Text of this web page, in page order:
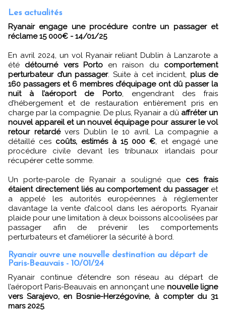
Les actualités
Ryanair engage une procédure contre un passager et
réclame 15 000€ - 14/01/25
En avril 2024, un vol Ryanair reliant Dublin à Lanzarote a
été détourné vers Portoen raison du comportement
perturbateur d’un passager. Suite à cet incident, plus de
160 passagers et 6 membres d’équipage ont dû passer la
nuit à l’aéroport de Porto, engendrant des frais
d’hébergement et de restauration entièrement pris en
charge par la compagnie. De plus, Ryanair a dû affréter un
nouvel appareil et un nouvel équipage pour assurer le vol
retour retardévers Dublin le 10 avril. La compagnie a
détaillé ces coûts, estimés à 15 000 €, et engagé une
procédure civile devant les tribunaux irlandais pour
récupérer cette somme.
Un porte-parole de Ryanair a souligné que ces frais
étaient directement liés au comportement du passageret
a appelé les autorités européennes à réglementer
davantage la vente d’alcool dans les aéroports. Ryanair
plaide pour une limitation à deux boissons alcoolisées par
passager afin de prévenir les comportements
perturbateurs et d’améliorer la sécurité à bord.
Ryanair ouvre une nouvelle destination au départ de
Paris-Beauvais - 10/01/24
Ryanair continue d’étendre son réseau au départ de
l’aéroport Paris-Beauvais en annonçant une nouvelle ligne
vers Sarajevo, en Bosnie-Herzégovine, à compter du 31
mars 2025.